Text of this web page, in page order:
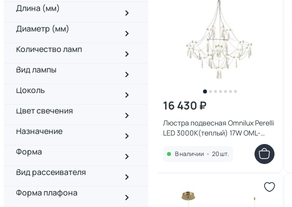
Длина (мм)
Диаметр (мм)
Количество ламп
Вид лампы
Цоколь
Цвет свечения
Назначение
Форма
Вид рассеивателя
Форма плафона
16 430 ₽
Люстра подвесная Omnilux Perelli
LED 3000К(теплый) 17W OML-
В наличии • 20 шт.